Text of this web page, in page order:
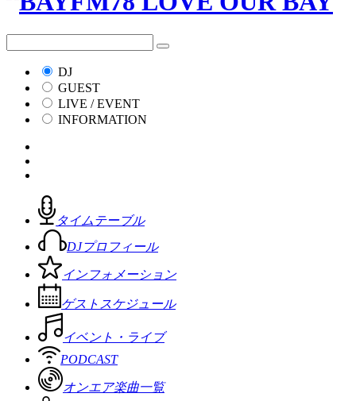
DJ
GUEST
LIVE / EVENT
INFORMATION
タイムテーブル
DJプロフィール
インフォメーション
ゲストスケジュール
イベント・ライブ
PODCAST
オンエア楽曲一覧